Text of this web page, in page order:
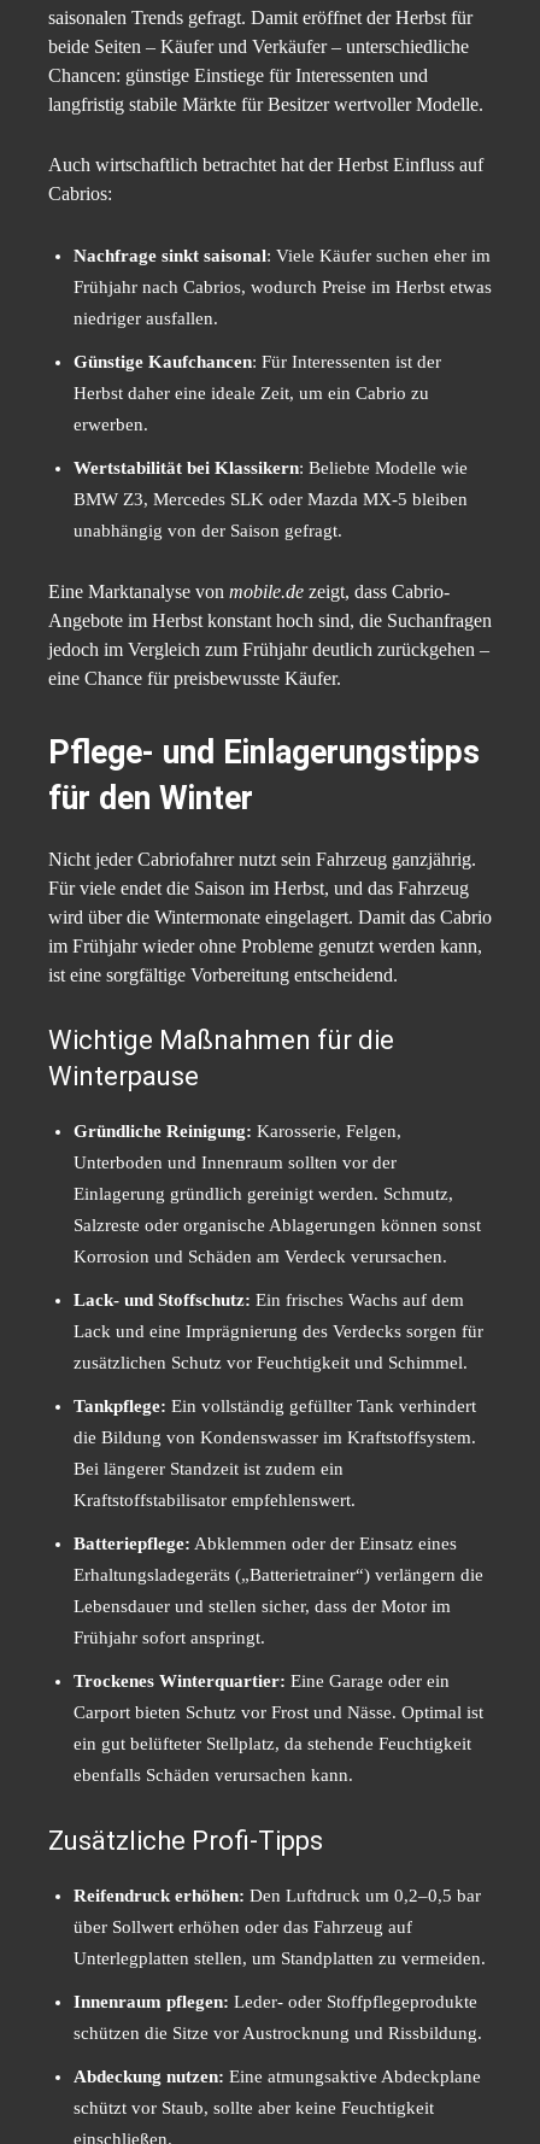
saisonalen Trends gefragt. Damit eröffnet der Herbst für
beide Seiten – Käufer und Verkäufer – unterschiedliche
Chancen: günstige Einstiege für Interessenten und
langfristig stabile Märkte für Besitzer wertvoller Modelle.
Auch wirtschaftlich betrachtet hat der Herbst Einfluss auf
Cabrios:
Nachfrage sinkt saisonal: Viele Käufer suchen eher im
Frühjahr nach Cabrios, wodurch Preise im Herbst etwas
niedriger ausfallen.
Günstige Kaufchancen: Für Interessenten ist der
Herbst daher eine ideale Zeit, um ein Cabrio zu
erwerben.
Wertstabilität bei Klassikern: Beliebte Modelle wie
BMW Z3, Mercedes SLK oder Mazda MX-5 bleiben
unabhängig von der Saison gefragt.
Eine Marktanalyse von mobile.de zeigt, dass Cabrio-
Angebote im Herbst konstant hoch sind, die Suchanfragen
jedoch im Vergleich zum Frühjahr deutlich zurückgehen –
eine Chance für preisbewusste Käufer.
Pflege- und Einlagerungstipps
für den Winter
Nicht jeder Cabriofahrer nutzt sein Fahrzeug ganzjährig.
Für viele endet die Saison im Herbst, und das Fahrzeug
wird über die Wintermonate eingelagert. Damit das Cabrio
im Frühjahr wieder ohne Probleme genutzt werden kann,
ist eine sorgfältige Vorbereitung entscheidend.
Wichtige Maßnahmen für die
Winterpause
Gründliche Reinigung: Karosserie, Felgen,
Unterboden und Innenraum sollten vor der
Einlagerung gründlich gereinigt werden. Schmutz,
Salzreste oder organische Ablagerungen können sonst
Korrosion und Schäden am Verdeck verursachen.
Lack- und Stoffschutz: Ein frisches Wachs auf dem
Lack und eine Imprägnierung des Verdecks sorgen für
zusätzlichen Schutz vor Feuchtigkeit und Schimmel.
Tankpflege: Ein vollständig gefüllter Tank verhindert
die Bildung von Kondenswasser im Kraftstoffsystem.
Bei längerer Standzeit ist zudem ein
Kraftstoffstabilisator empfehlenswert.
Batteriepflege: Abklemmen oder der Einsatz eines
Erhaltungsladegeräts („Batterietrainer“) verlängern die
Lebensdauer und stellen sicher, dass der Motor im
Frühjahr sofort anspringt.
Trockenes Winterquartier: Eine Garage oder ein
Carport bieten Schutz vor Frost und Nässe. Optimal ist
ein gut belüfteter Stellplatz, da stehende Feuchtigkeit
ebenfalls Schäden verursachen kann.
Zusätzliche Profi-Tipps
Reifendruck erhöhen: Den Luftdruck um 0,2–0,5 bar
über Sollwert erhöhen oder das Fahrzeug auf
Unterlegplatten stellen, um Standplatten zu vermeiden.
Innenraum pflegen: Leder- oder Stoffpflegeprodukte
schützen die Sitze vor Austrocknung und Rissbildung.
Abdeckung nutzen: Eine atmungsaktive Abdeckplane
schützt vor Staub, sollte aber keine Feuchtigkeit
einschließen.